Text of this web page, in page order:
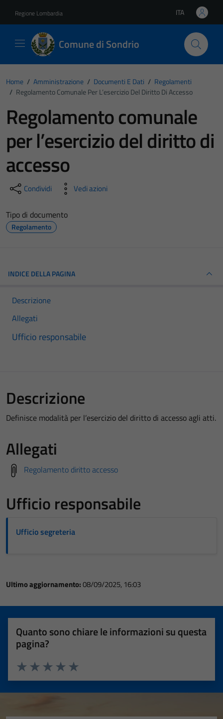
Regione Lombardia Lingua attiva:
ITA
Comune di Sondrio
Home / Amministrazione / Documenti E Dati / Regolamenti
/ Regolamento Comunale Per L’esercizio Del Diritto Di Accesso
Regolamento comunale
per l’esercizio del diritto di
accesso
Condividi Vedi azioni
Tipo di documento
Regolamento
INDICE DELLA PAGINA
Descrizione
Allegati
Ufficio responsabile
Descrizione
Definisce modalità per l’esercizio del diritto di accesso agli atti.
Allegati
Regolamento diritto accesso
Ufficio responsabile
Ufficio segreteria
Ultimo aggiornamento:08/09/2025, 16:03
Quanto sono chiare le informazioni su questa
pagina?
Valuta 5 stelle su 5
Valuta 4 stelle su 5
Valuta 3 stelle su 5
Valuta 2 stelle su 5
Valuta 1 stelle su 5